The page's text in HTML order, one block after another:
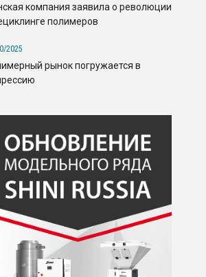
компания заявила о революции
полимеров
2025
рынок погружается в